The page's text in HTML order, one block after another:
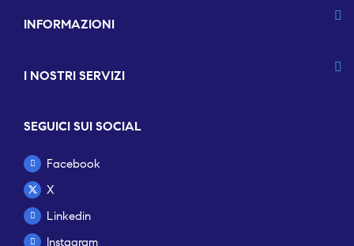
INFORMAZIONI
I NOSTRI SERVIZI
SEGUICI SUI SOCIAL
Facebook
X
Linkedin
Instagram